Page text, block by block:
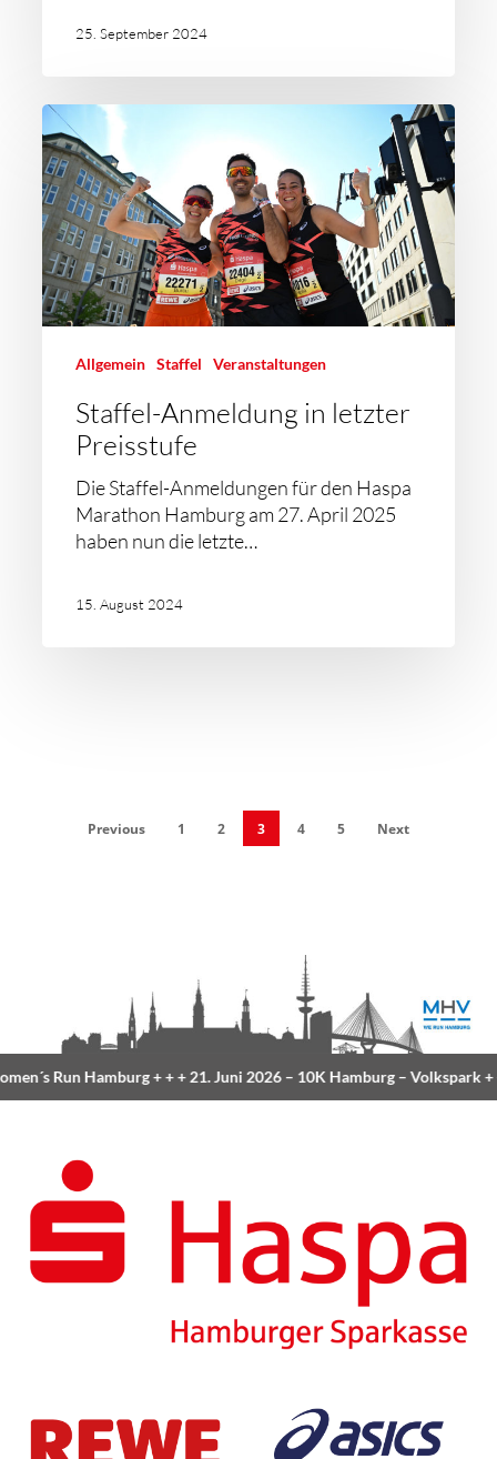
25. September 2024
Allgemein Staffel Veranstaltungen
Staffel-Anmeldung in letzter
Preisstufe
Die Staffel-Anmeldungen für den Haspa
Marathon Hamburg am 27. April 2025
haben nun die letzte…
15. August 2024
Previous 1 2 3 4 5 Next
Hamburg+ + +21. Juni 2026 – 10K Hamburg– Volkspark+ + +23.